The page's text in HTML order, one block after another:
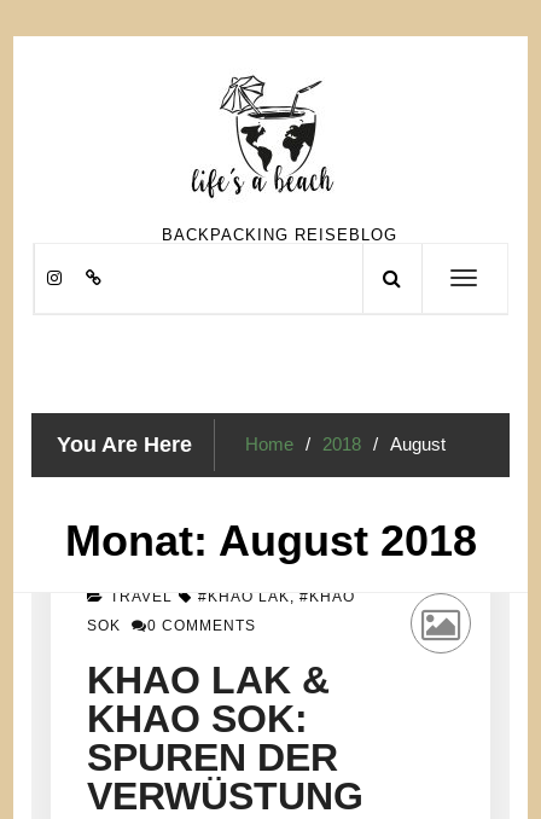
BACKPACKING REISEBLOG
Toggle
navigation
You Are Here Home 2018 August
Monat: August 2018
TRAVEL #KHAO LAK,#KHAO
SOK
0 COMMENTS
LAK
&
KHAO
SOK:
SPUREN
DER
VERWÜSTUNG
KHAO LAK &
KHAO SOK:
SPUREN DER
VERWÜSTUNG